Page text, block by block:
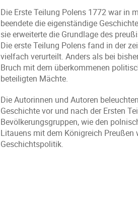
Die Erste Teilung Polens 1772 war in
beendete die eigenständige
sie erweiterte die Grundlage des
Die erste Teilung Polens fand in der
vielfach verurteilt. Anders als bei
Bruch mit dem überkommenen
beteiligten Mächte.
Die Autorinnen und Autoren
Geschichte vor und nach der Ersten
Bevölkerungsgruppen, wie den
Litauens mit dem Königreich
Geschichtspolitik.